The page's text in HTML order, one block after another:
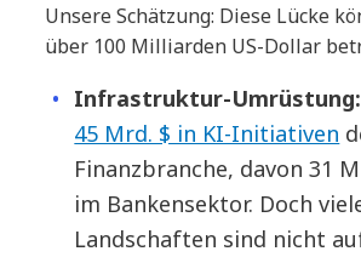
Unsere Schätzung: Diese Lücke
über 100 Milliarden US-Dollar
Infrastruktur-Umrüstung:
45 Mrd. $ in KI-Initiativen
Finanzbranche, davon 31
im Bankensektor. Doch
Landschaften sind nicht